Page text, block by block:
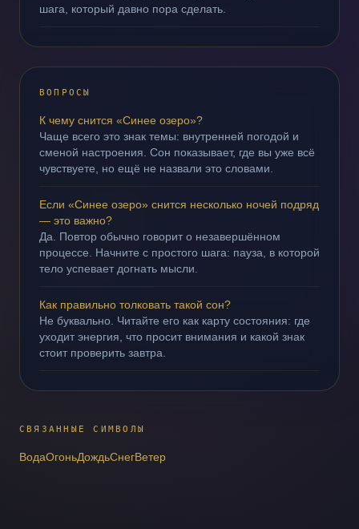
шага, который давно пора сделать.
ВОПРОСЫ
К чему снится «Синее озеро»?
Чаще всего это знак темы: внутренней погодой и
сменой настроения. Сон показывает, где вы уже всё
чувствуете, но ещё не назвали это словами.
Если «Синее озеро» снится несколько ночей подряд
— это важно?
Да. Повтор обычно говорит о незавершённом
процессе. Начните с простого шага: пауза, в которой
тело успевает догнать мысли.
Как правильно толковать такой сон?
Не буквально. Читайте его как карту состояния: где
уходит энергия, что просит внимания и какой знак
стоит проверить завтра.
СВЯЗАННЫЕ СИМВОЛЫ
ВодаОгоньДождьСнегВетер